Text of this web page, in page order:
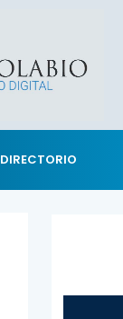
DIRECTORIO